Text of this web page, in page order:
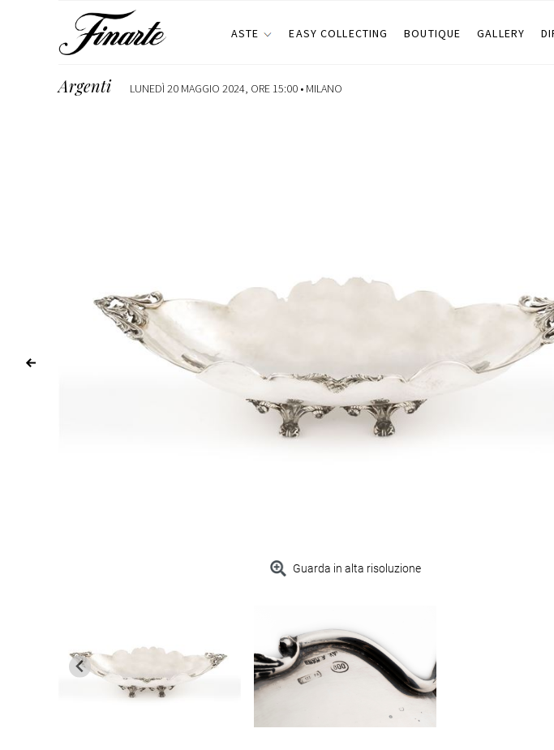
ASTE EASY COLLECTING BOUTIQUE GALLERY
Argenti LUNEDÌ 20 MAGGIO 2024, ORE 15:00 • MILANO
Guarda in alta risoluzione